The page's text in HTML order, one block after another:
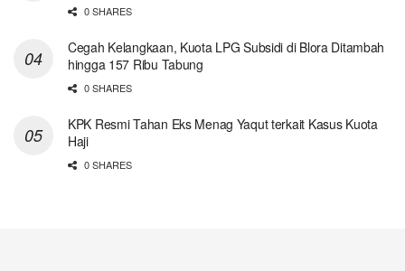
0 SHARES
Cegah Kelangkaan, Kuota LPG Subsidi di Blora Ditambah
hingga 157 Ribu Tabung
0 SHARES
KPK Resmi Tahan Eks Menag Yaqut terkait Kasus Kuota
Haji
0 SHARES